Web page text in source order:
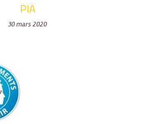
PIA
30 mars 2020